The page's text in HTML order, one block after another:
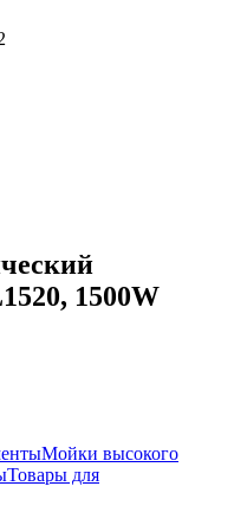
1500W
Мойки высокого
Товары для